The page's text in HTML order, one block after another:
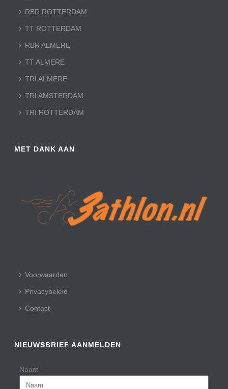
RBR ROTTERDAM
TT ROTTERDAM
RBR ALMERE
TT ALMERE
TRI ALMERE
TRI AMSTERDAM
TRI ROTTERDAM
MET DANK AAN
Voorwaarden
Privacybeleid
Contact
NIEUWSBRIEF AANMELDEN
Naam